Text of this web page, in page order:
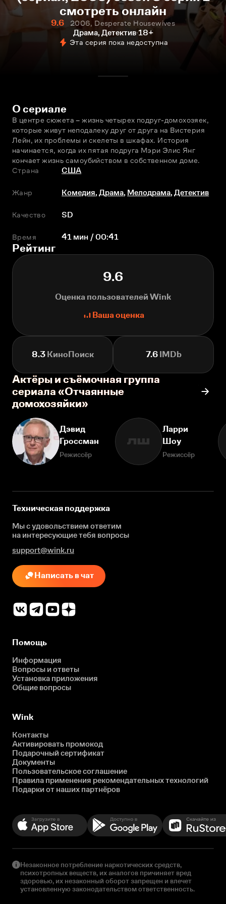
смотреть онлайн
9.6
2006, Desperate Housewives
Драма, Детектив 18+
Эта серия пока недоступна
О сериале
В центре сюжета – жизнь четырех подруг-домохозяек,
которые живут неподалеку друг от друга на Вистерия
Лейн, их проблемы и скелеты в шкафах. История
начинается, когда их пятая подруга Мэри Элис Янг
кончает жизнь самоубийством в собственном доме.
Страна
США
Жанр Комедия,Драма, Мелодрама,Детектив
Качество SD
Время 41 мин / 00:41
Рейтинг
9.6
Оценка пользователей Wink
Ваша оценка
8.3КиноПоиск 7.6IMDb
Актёры и съёмочная группа
сериала «Отчаянные
домохозяйки»
Дэвид
Гроссман
Режиссёр
ЛШ
Ларри
Шоу
Режиссёр
Техническая поддержка
Мы с удовольствием ответим
на интересующиетебя вопросы
support@wink.ru
Написать в чат
Помощь
Информация
Вопросы и ответы
Установка приложения
Общие вопросы
Wink
Контакты
Активировать промокод
Подарочный сертификат
Документы
Пользовательское соглашение
Правила применения рекомендательных технологий
Подарки от наших партнёров
Незаконное потребление наркотических средств,
психотропных веществ, их аналогов причиняет вред
здоровью, их незаконный оборот запрещен и влечет
установленную законодательством ответственность.